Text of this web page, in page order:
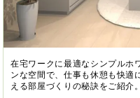
在宅ワークに最適なシンプルホ
ンな空間で、仕事も休憩も快適
える部屋づくりの秘訣をご紹介。